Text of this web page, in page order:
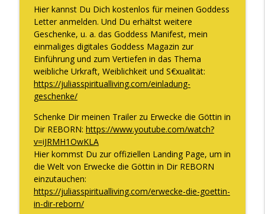
The WOMAN behind LUXURY GODDESS®
Wie Frau Sein für Dich purer Reichtum
The WOMAN behind LUXURY GODDESS®
Du brauchst mehr männliche Energie
The WOMAN behind LUXURY GODDESS®
Der Nr. 1 Grund, warum Du Dich wertlos
fühlst und wie Du das ab sofort ändern
kannst
The WOMAN behind LUXURY GODDESS®
DER energetische Shift, um 10.000€,
100.000€ oder auch die 1 Million Marke
Hier kannst Du Dich kostenlos für meinen Goddess
Letter anmelden. Und Du erhältst weitere
Geschenke, u. a. das Goddess Manifest, mein
einmaliges digitales Goddess Magazin zur
Einführung und zum Vertiefen in das Thema
weibliche Urkraft, Weiblichkeit und S€xualität:
https://juliasspiritualliving.com/einladung-
geschenke/
Schenke Dir meinen Trailer zu Erwecke die Göttin in
Dir REBORN: https://www.youtube.com/watch?
v=iJRMH1OwKLA
Hier kommst Du zur offiziellen Landing Page, um in
die Welt von Erwecke die Göttin in Dir REBORN
einzutauchen:
https://juliasspiritualliving.com/erwecke-die-goettin-
in-dir-reborn/